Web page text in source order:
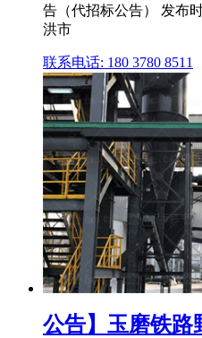
告（代招标公告） 发布
洪市
联系电话: 180 3780 8511
公告】玉磨铁路